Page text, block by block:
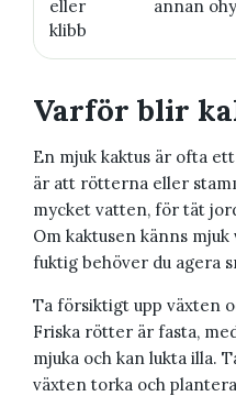
eller
klibb
annan
Varför blir
En mjuk kaktus är ofta
är att rötterna eller
mycket vatten, för tät
Om kaktusen känns
fuktig behöver du agera
Ta försiktigt upp växten
Friska rötter är fasta,
mjuka och kan lukta illa.
växten torka och